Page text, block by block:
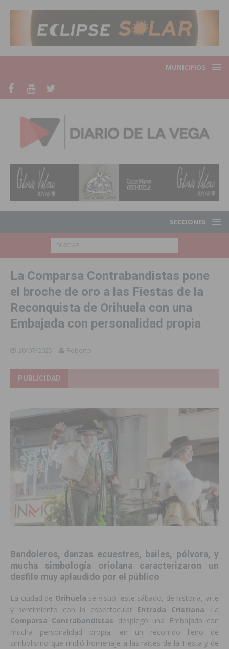
MUNICIPIOS
SECCIONES
La Comparsa Contrabandistas pone
el broche de oro a las Fiestas de la
Reconquista de Orihuela con una
Embajada con personalidad propia
20/07/2025 Roberto
PUBLICIDAD
Bandoleros, danzas ecuestres, bailes, pólvora, y
mucha simbología oriolana caracterizaron un
desfile muy aplaudido por el público
La ciudad de Orihuela se vistió, este sábado, de historia, arte
y sentimiento con la espectacular Entrada Cristiana. La
Comparsa Contrabandistas desplegó una Embajada con
mucha personalidad propia, en un recorrido lleno de
simbolismo que rindió homenaje a las raíces de la Fiesta y de